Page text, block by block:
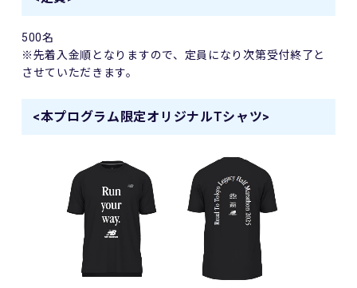
500名
※先着入金順となりますので、定員になり次第受付終了と
させていただきます。
<本プログラム限定オリジナルTシャツ>